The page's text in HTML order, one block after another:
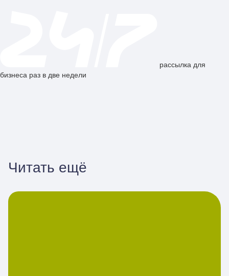
рассылка для
бизнеса раз в две недели
Читать ещё